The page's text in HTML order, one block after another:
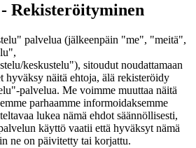
Rekisteröityminen
palvelua (jälkeenpäin "me", "meitä",
keskustelu"), sitoudut noudattamaan
hyväksy näitä ehtoja, älä rekisteröidy
palvelua. Me voimme muuttaa näitä
parhaamme informoidaksemme
lukea nämä ehdot säännöllisesti,
käyttö vaatii että hyväksyt nämä
ne on päivitetty tai korjattu.